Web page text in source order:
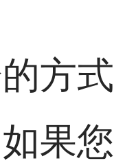
方
果